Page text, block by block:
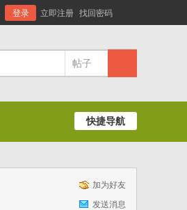
登录 立即注册 找回密码
帖子
快捷导航
加为好友
发送消息